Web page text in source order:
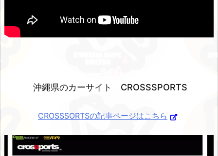
沖縄県のカーサイト CROSSSPORTS
CROSSSORTSの記事ページはこちら